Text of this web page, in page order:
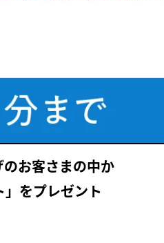
お客さまの中か
をプレゼント